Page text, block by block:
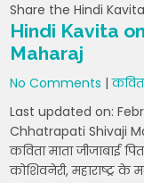
Share the Hindi
Hindi Kavita
Maharaj
No Comments |
Last updated on:
Chhatrapati Shivaji
कविता माता जीजाबाई
कोशिवनेरी, महाराष्ट्र